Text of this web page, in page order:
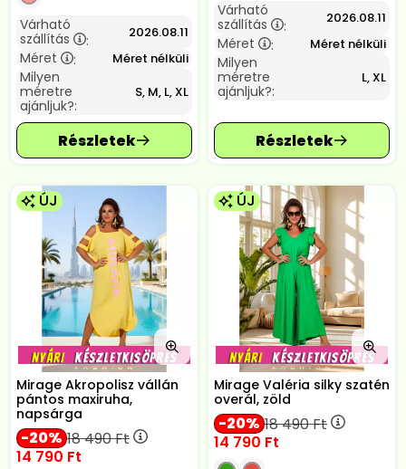
Várható
szállítás
: 2026.08.11
Méret : Méret nélküli
Milyen
méretre
ajánljuk?:
S, M, L, XL
Várható
szállítás
: 2026.08.11
Méret : Méret nélküli
Milyen
méretre
ajánljuk?:
L, XL
ÚJ
Mirage Akropolisz vállán
pántos maxiruha,
napsárga
20 18 490Ft
14 790 Ft
ÚJ
Mirage Valéria silky szatén
overál, zöld
20 18 490Ft
14 790 Ft